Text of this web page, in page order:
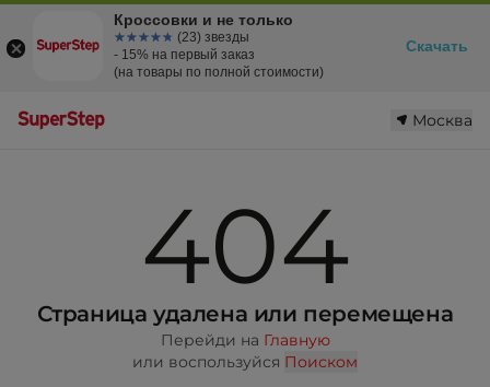
Москва
404
Страница удалена или перемещена
Перейди на Главную
или воспользуйся Поиском
Кроссовки и не только
☆☆☆☆☆
★★★★★ (23) звезды
- 15% на первый заказ
(на товары по полной стоимости)
Скачать